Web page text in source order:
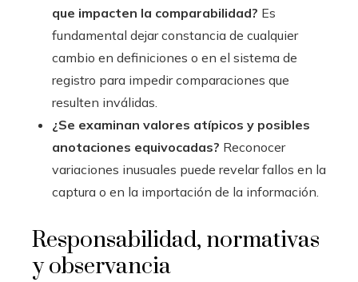
que impacten la comparabilidad? Es
fundamental dejar constancia de cualquier
cambio en definiciones o en el sistema de
registro para impedir comparaciones que
resulten inválidas.
¿Se examinan valores atípicos y posibles
anotaciones equivocadas? Reconocer
variaciones inusuales puede revelar fallos en la
captura o en la importación de la información.
Responsabilidad, normativas
y observancia